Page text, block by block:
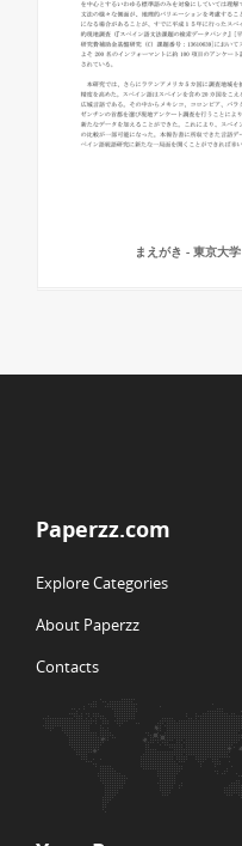
まえがき - 東京大学
Paperzz.com
Explore Categories
About Paperzz
Contacts